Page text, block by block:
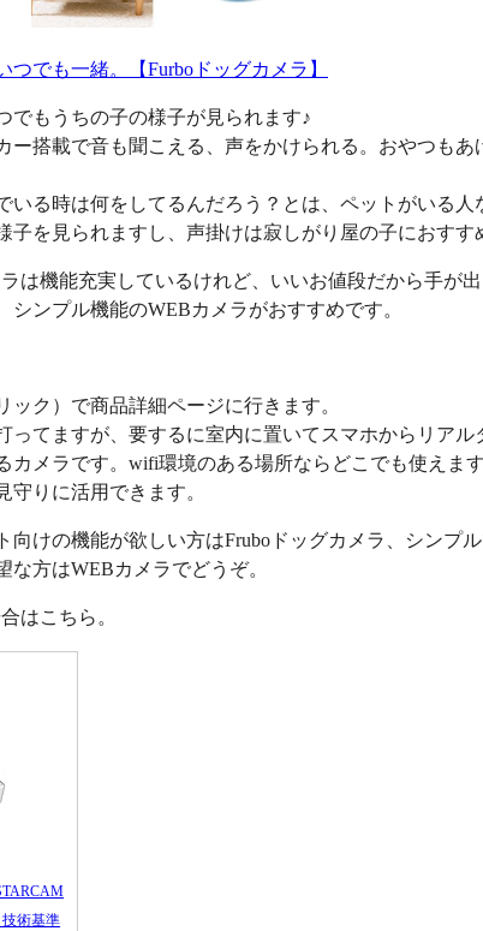
つでも一緒。【Furboドッグカメラ】
でもうちの子の様子が見られます♪
ー搭載で音も聞こえる、声をかけられる。おやつもあ
いる時は何をしてるんだろう？とは、ペットがいる人
子を見られますし、声掛けは寂しがり屋の子におすす
は機能充実しているけれど、いいお値段だから手が出
ンプル機能のWEBカメラがおすすめです。
ック）で商品詳細ページに行きます。
ってますが、要するに室内に置いてスマホからリアル
カメラです。wifi環境のある場所ならどこでも使えま
守りに活用できます。
向けの機能が欲しい方はFruboドッグカメラ、シンプ
な方はWEBカメラでどうぞ。
はこちら。
技術基準